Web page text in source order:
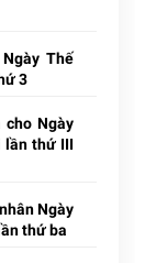
Thế
3
cho Ngày
lần thứ III
Ngày
thứ ba